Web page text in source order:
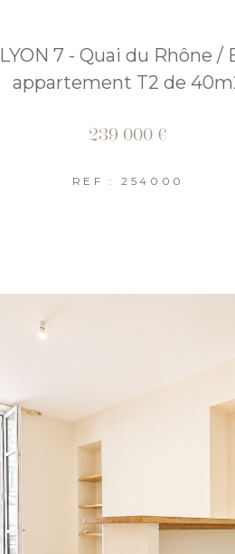
LYON 7 - Quai du Rhône /
appartement T2 de
239 000 €
REF : 254000